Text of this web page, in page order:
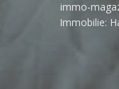
immo-
Immobilie: